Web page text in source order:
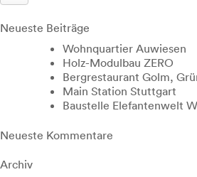
Neueste Beiträge
Wohnquartier Auwiesen
Holz-Modulbau ZERO
Bergrestaurant Golm,
Main Station Stuttgart
Baustelle Elefantenwelt
Neueste Kommentare
Archiv